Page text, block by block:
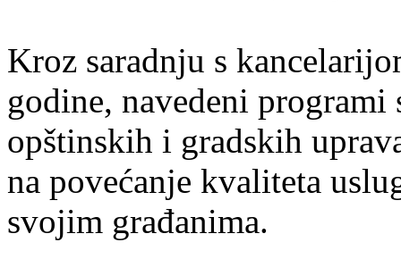
Kroz saradnju s
godine, navedeni
opštinskih i gradskih
na povećanje kvaliteta
svojim građanima.